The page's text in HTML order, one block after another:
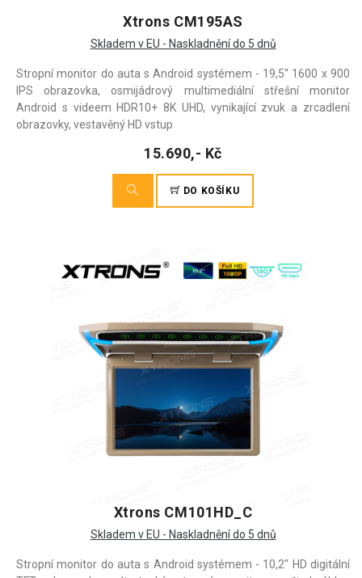
Xtrons CM195AS
Skladem v EU - Naskladnění do 5 dnů
Stropní monitor do auta s Android systémem - 19,5“ 1600 x 900
IPS obrazovka, osmijádrový multimediální střešní monitor
Android s videem HDR10+ 8K UHD, vynikající zvuk a zrcadlení
obrazovky, vestavěný HD vstup
15.690,- Kč
DO KOŠÍKU
Xtrons CM101HD_C
Skladem v EU - Naskladnění do 5 dnů
Stropní monitor do auta s Android systémem - 10,2" HD digitální